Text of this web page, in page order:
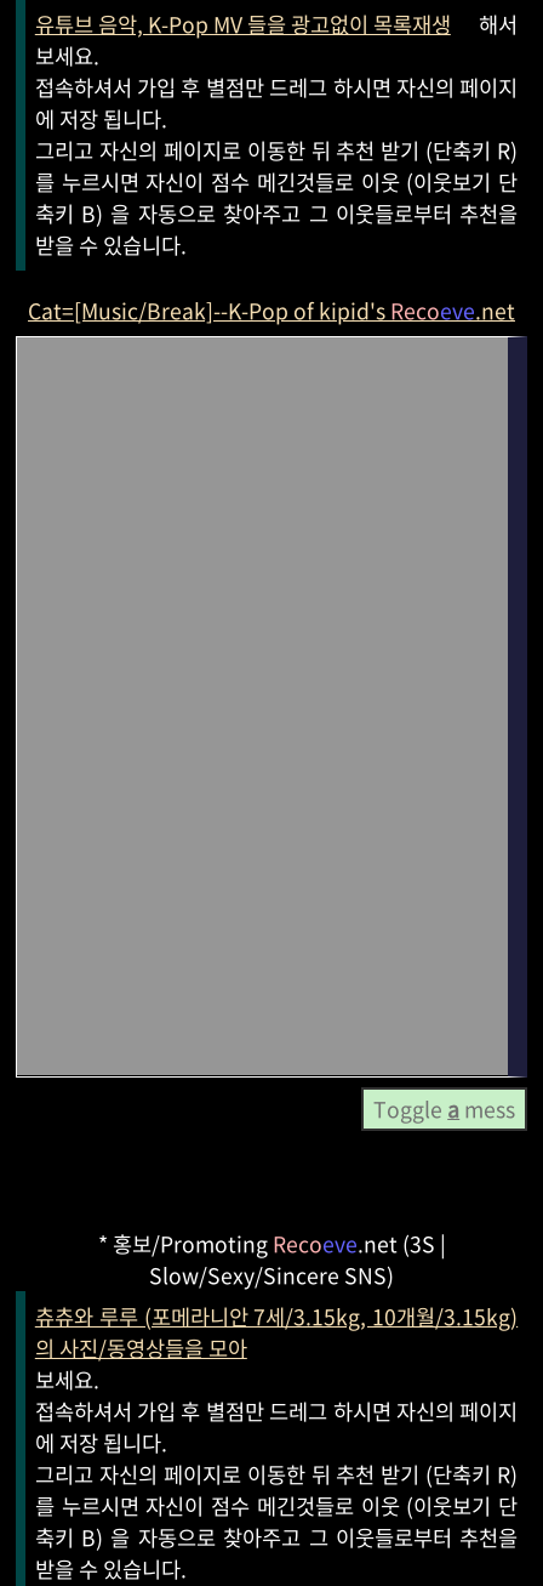
유튜브 음악, K-Pop MV 들을 광고없이 목록재생 해서
보세요.
접속하셔서 가입 후 별점만 드레그 하시면 자신의 페이지
에 저장 됩니다.
그리고 자신의 페이지로 이동한 뒤 추천 받기 (단축키 R)
를 누르시면 자신이 점수 메긴것들로 이웃 (이웃보기 단
축키 B) 을 자동으로 찾아주고 그 이웃들로부터 추천을
받을 수 있습니다.
Cat=[Music/Break]--K-Pop of kipid'sRecoeve.net
Toggle amess
* 홍보/PromotingRecoeve.net (3S |
Slow/Sexy/Sincere SNS)
츄츄와 루루 (포메라니안 7세/3.15kg, 10개월/3.15kg)
의 사진/동영상들을 모아
보세요.
접속하셔서 가입 후 별점만 드레그 하시면 자신의 페이지
에 저장 됩니다.
그리고 자신의 페이지로 이동한 뒤 추천 받기 (단축키 R)
를 누르시면 자신이 점수 메긴것들로 이웃 (이웃보기 단
축키 B) 을 자동으로 찾아주고 그 이웃들로부터 추천을
받을 수 있습니다.